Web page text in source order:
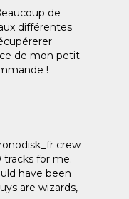
de
différentes
de mon petit
!
crew
for me.
have been
are wizards,